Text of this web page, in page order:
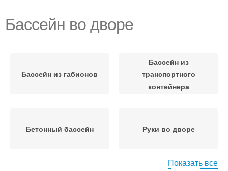
Бассейн во дворе
Бассейн из габионов
Бассейн из
транспортного
контейнера
Бетонный бассейн Руки во дворе
Показать все